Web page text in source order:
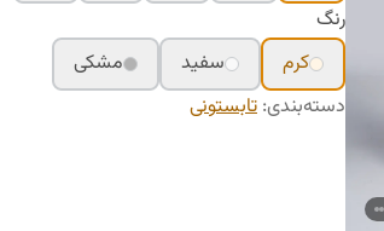
رنگ
کرم
سفید
مشکی
دسته‌بندی: تابستونی